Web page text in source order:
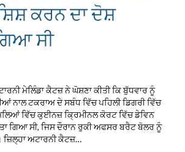
ਕਰਨ ਦਾ ਦੋਸ਼
ਸੀ
ਮੇਲਿੰਡਾ ਕੈਟਜ਼ ਨੇ ਘੋਸ਼ਣਾ ਕੀਤੀ ਕਿ ਬੁੱਧਵਾਰ ਨੂੰ
ਨਾਲ ਟਕਰਾਅ ਦੇ ਸਬੰਧ ਵਿੱਚ ਪਹਿਲੀ ਡਿਗਰੀ ਵਿੱਚ
ਵਿੱਚ ਕੁਈਨਜ਼ ਕ੍ਰਿਮੀਨਲ ਕੋਰਟ ਵਿੱਚ ਡੇਵਿਨ
ਗਿਆ ਸੀ, ਜਿਸ ਦੌਰਾਨ ਰੁਕੀ ਅਫਸਰ ਬਰੈਟ ਬੋਲਰ ਨੂੰ
ਜ਼ਿਲ੍ਹਾ ਅਟਾਰਨੀ ਕੈਟਜ਼…